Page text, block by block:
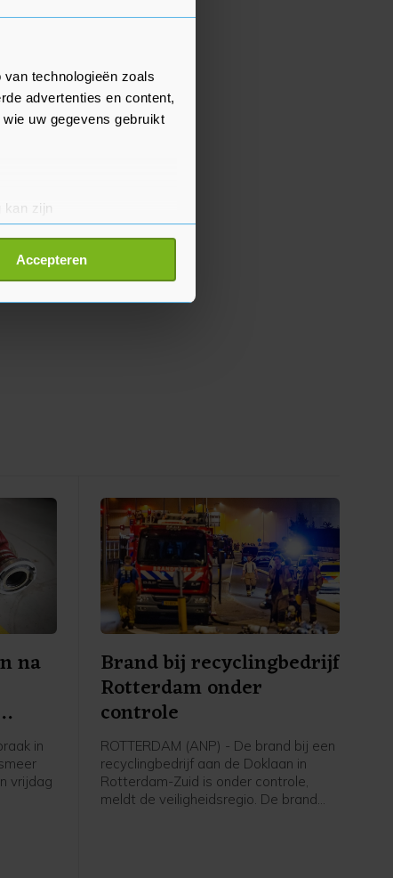
technologieën zoals
advertenties en content,
uw gegevens gebruikt
kan zijn
detailgedeelte
Accepteren
na
in
vrijdag
Brand bij recyclingbedrijf
Rotterdam onder
controle
ROTTERDAM (ANP) - De brand bij een
recyclingbedrijf aan de Doklaan in
Rotterdam-Zuid is onder controle,
meldt de veiligheidsregio. De brand